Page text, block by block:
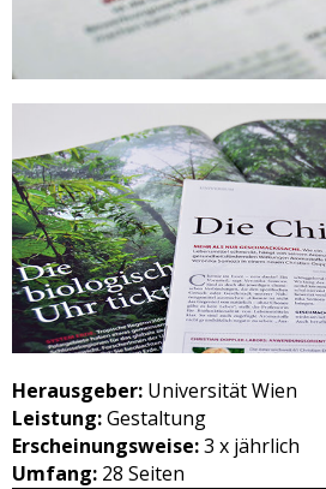
Herausgeber: Universität Wien
Leistung:Gestaltung
Erscheinungsweise:3 x jährlich
Umfang: 28 Seiten